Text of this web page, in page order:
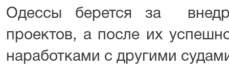
Одессы берется за
проектов, а после их
наработками с другими